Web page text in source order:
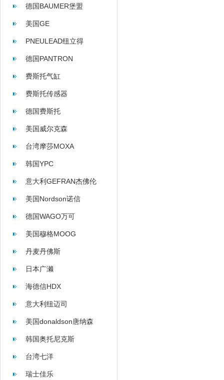
德国BAUMER堡盟
美国GE
PNEULEAD纽立得
德国PANTRON
费斯托气缸
费斯托传感器
德国费斯托
美国威尔克森
WILKERSON
台湾摩莎MOXA
韩国YPC
意大利GEFRAN杰佛伦
美国Nordson诺信
德国WAGO万可
美国穆格MOOG
丹麦丹佛斯
日本广濑
海德信HDX
意大利纽迈司
美国donaldson唐纳森
韩国奥托尼克斯
台湾七洋
瑞士佳乐